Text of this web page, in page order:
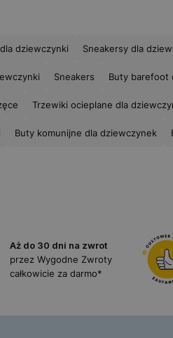
dziewczynki Sneakersy dla
Sneakers Buty barefoot
Trzewiki ocieplane dla
Buty komunijne dla dziewczynek
Aż do 30 dni na zwrot
przez Wygodne Zwroty
całkowicie za darmo*